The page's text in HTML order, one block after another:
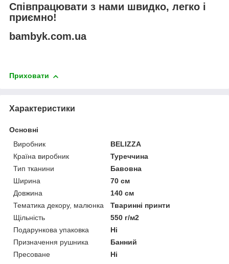
Співпрацювати з нами швидко, легко і
приємно!
bambyk.com.ua
Приховати
Характеристики
Основні
Виробник
BELIZZA
Країна виробник
Туреччина
Тип тканини
Бавовна
Ширина
70 см
Довжина
140 см
Тематика декору, малюнка
Тваринні принти
Щільність
550 г/м2
Подарункова упаковка
Ні
Призначення рушника
Банний
Пресоване
Ні